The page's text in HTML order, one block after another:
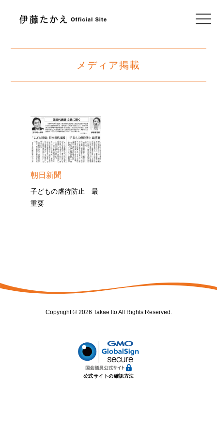
メディア掲載
朝日新聞
子どもの虐待防止 最
重要
Copyright © 2026 Takae Ito All Rights Reserved.
公式サイトの確認方法